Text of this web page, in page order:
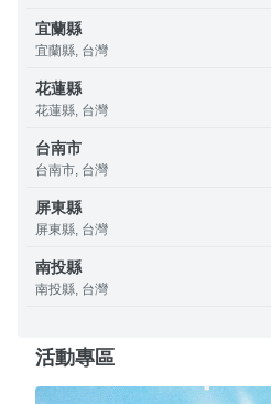
宜蘭縣
宜蘭縣, 台灣
花蓮縣
花蓮縣, 台灣
台南市
台南市, 台灣
屏東縣
屏東縣, 台灣
南投縣
南投縣, 台灣
活動專區